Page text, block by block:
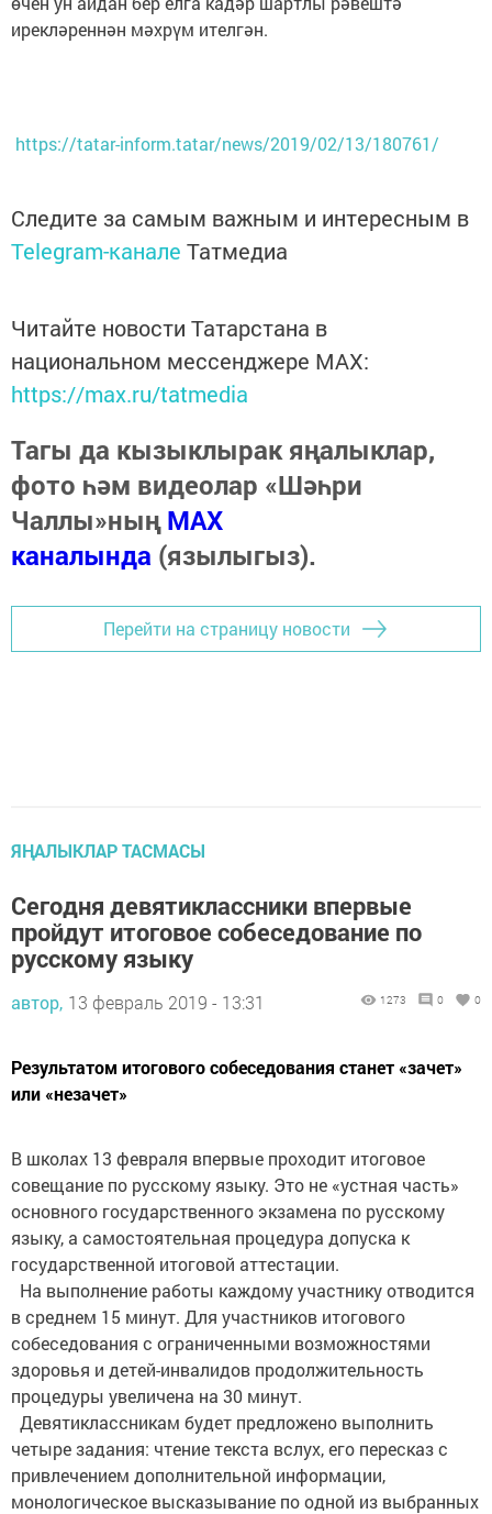
ирекләреннән мәхрүм ителгән.
https://tatar-inform.tatar/news/2019/02/13/180761/
Следите за самым важным и интересным в
Telegram-канале Татмедиа
Читайте новости Татарстана в
национальном мессенджере MАХ:
https://max.ru/tatmedia
Тагы да кызыклырак яңалыклар,
фото һәм видеолар «Шәһри
Чаллы»ныңMAX
каналында (язылыгыз).
Перейти на страницу новости
ЯҢАЛЫКЛАР ТАСМАСЫ
Сегодня девятиклассники впервые
пройдут итоговое собеседование по
русскому языку
автор, 13 февраль 2019 - 13:31 1273 0 0
Результатом итогового собеседования станет «зачет»
или «незачет»
В школах 13 февраля впервые проходит итоговое
совещание по русскому языку. Это не «устная часть»
основного государственного экзамена по русскому
языку, а самостоятельная процедура допуска к
государственной итоговой аттестации.
На выполнение работы каждому участнику отводится
в среднем 15 минут. Для участников итогового
собеседования с ограниченными возможностями
здоровья и детей-инвалидов продолжительность
процедуры увеличена на 30 минут.
Девятиклассникам будет предложено выполнить
четыре задания: чтение текста вслух, его пересказ с
привлечением дополнительной информации,
монологическое высказывание по одной из выбранных